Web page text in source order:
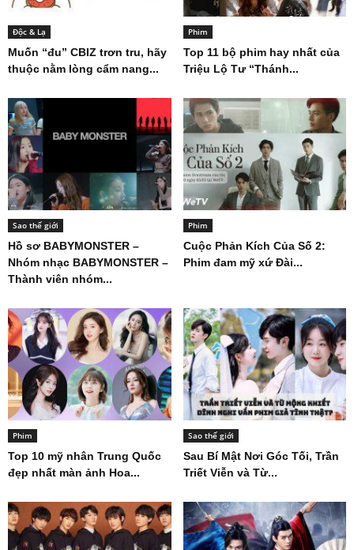
Độc & Lạ
Muốn “đu” CBIZ trơn tru, hãy
thuộc nằm lòng cẩm nang...
Phim
Top 11 bộ phim hay nhất của
Triệu Lộ Tư “Thánh...
Sao thế giới
Hồ sơ BABYMONSTER –
Nhóm nhạc BABYMONSTER –
Thành viên nhóm...
Phim
Cuộc Phản Kích Của Số 2:
Phim đam mỹ xứ Đài...
Phim
Top 10 mỹ nhân Trung Quốc
đẹp nhất màn ảnh Hoa...
Sao thế giới
Sau Bí Mật Nơi Góc Tối, Trần
Triết Viễn và Từ...